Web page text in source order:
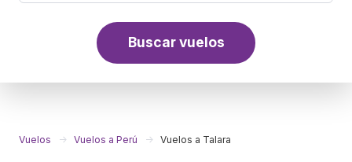
Buscar vuelos
Vuelos Vuelos a Perú Vuelos a Talara